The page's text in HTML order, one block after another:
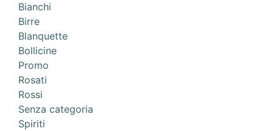
Bianchi
Birre
Blanquette
Bollicine
Promo
Rosati
Rossi
Senza categoria
Spiriti